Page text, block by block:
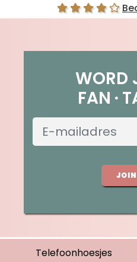
WORD
FAN
Telefoonhoesjes